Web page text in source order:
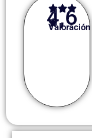
4,6
Valoración